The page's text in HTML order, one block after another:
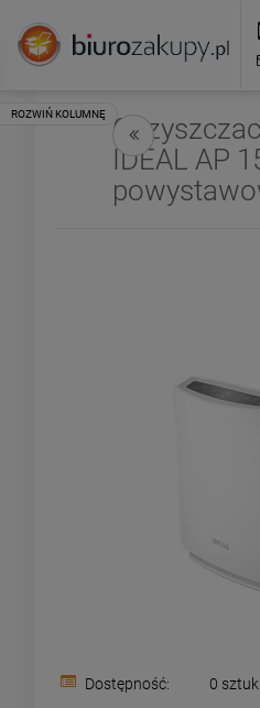
IDEAL AP
Dostępność: 0